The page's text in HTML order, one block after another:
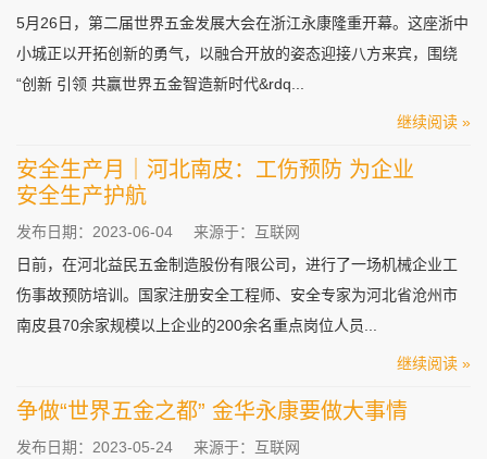
5月26日，第二届世界五金发展大会在浙江永康隆重开幕。这座浙中
小城正以开拓创新的勇气，以融合开放的姿态迎接八方来宾，围绕
“创新 引领 共赢世界五金智造新时代&rdq...
继续阅读 »
安全生产月｜河北南皮：工伤预防 为企业
安全生产护航
发布日期：2023-06-04
来源于：互联网
日前，在河北益民五金制造股份有限公司，进行了一场机械企业工
伤事故预防培训。国家注册安全工程师、安全专家为河北省沧州市
南皮县70余家规模以上企业的200余名重点岗位人员...
继续阅读 »
争做“世界五金之都” 金华永康要做大事情
发布日期：2023-05-24
来源于：互联网